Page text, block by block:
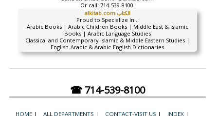
Or call: 714-539-8100.
alkitab.com الكتاب
Proud to Specialize In...
Arabic Books | Arabic Children Books | Middle East & Islamic
Books | Arabic Language Studies
Classical and Contemporary Islamic & Middle Eastern Studies |
English-Arabic & Arabic-English Dictionaries
☎ 714-539-8100
HOME | ALL DEPARTMENTS | CONTACT-VISIT US | INDEX |